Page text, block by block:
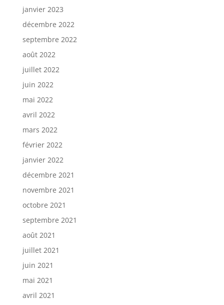
janvier 2023
décembre 2022
septembre 2022
août 2022
juillet 2022
juin 2022
mai 2022
avril 2022
mars 2022
février 2022
janvier 2022
décembre 2021
novembre 2021
octobre 2021
septembre 2021
août 2021
juillet 2021
juin 2021
mai 2021
avril 2021